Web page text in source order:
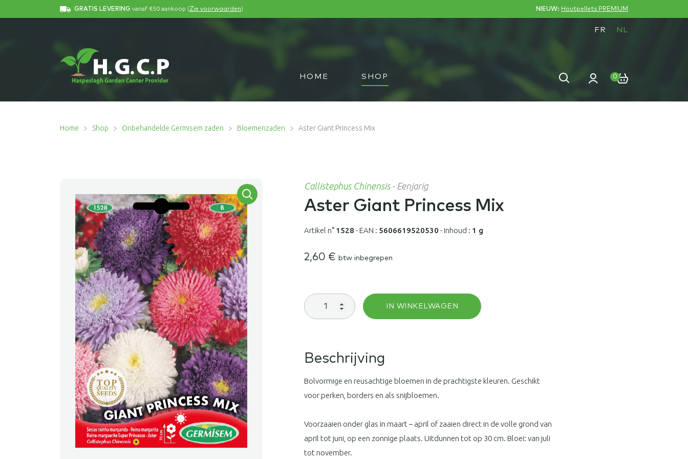
GRATIS LEVERING vanaf €50 aankoop (Zie voorwaarden) NIEUW: Houtpellets PREMIUM
FR NL
HOME SHOP
Zoeken
naar:
Zoeken 0
Home Shop Onbehandelde Germisem zaden Bloemenzaden Aster Giant Princess Mix
Callistephus Chinensis- Eenjarig
Aster Giant Princess Mix
Artikel n° 1528 -EAN : 5606619520530 -Inhoud : 1 g
2,60 € btw inbegrepen
Aster
Giant
Princess
IN WINKELWAGEN
Beschrijving
Bolvormige en reusachtige bloemen in de prachtigste kleuren. Geschikt
voor perken, borders en als snijbloemen.
Voorzaaien onder glas in maart – april of zaaien direct in de volle grond van
april tot juni, op een zonnige plaats. Uitdunnen tot op 30 cm. Bloei: van juli
tot november.